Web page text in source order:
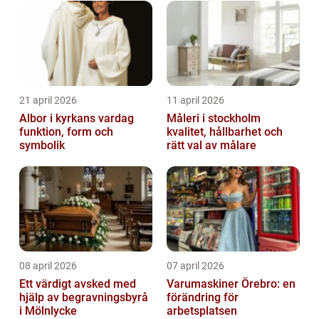
21 april 2026
Albor i kyrkans vardag
funktion, form och
symbolik
11 april 2026
Måleri i stockholm
kvalitet, hållbarhet och
rätt val av målare
08 april 2026
Ett värdigt avsked med
hjälp av begravningsbyrå
i Mölnlycke
07 april 2026
Varumaskiner Örebro: en
förändring för
arbetsplatsen